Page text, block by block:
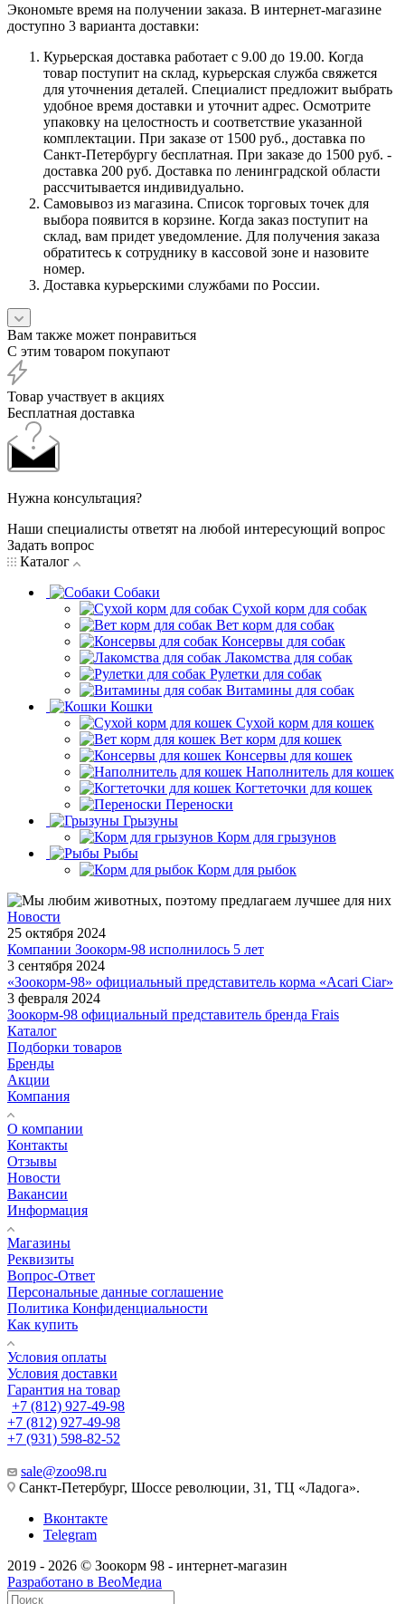
Экономьте время на получении заказа. В интернет-магазине
доступно 3 варианта доставки:
Курьерская доставка работает с 9.00 до 19.00. Когда
товар поступит на склад, курьерская служба свяжется
для уточнения деталей. Специалист предложит выбрать
удобное время доставки и уточнит адрес. Осмотрите
упаковку на целостность и соответствие указанной
комплектации. При заказе от 1500 руб., доставка по
Санкт-Петербургу бесплатная. При заказе до 1500 руб. -
доставка 200 руб. Доставка по ленинградской области
рассчитывается индивидуально.
Самовывоз из магазина. Список торговых точек для
выбора появится в корзине. Когда заказ поступит на
склад, вам придет уведомление. Для получения заказа
обратитесь к сотруднику в кассовой зоне и назовите
номер.
Доставка курьерскими службами по России.
Вам также может понравиться
С этим товаром покупают
Товар участвует в акциях
Бесплатная доставка
Нужна консультация?
Наши специалисты ответят на любой интересующий вопрос
Задать вопрос
Каталог
Собаки
Сухой корм для собак
Вет корм для собак
Консервы для собак
Лакомства для собак
Рулетки для собак
Витамины для собак
Кошки
Сухой корм для кошек
Вет корм для кошек
Консервы для кошек
Наполнитель для кошек
Когтеточки для кошек
Переноски
Грызуны
Корм для грызунов
Рыбы
Корм для рыбок
Новости
25 октября 2024
Компании Зоокорм-98 исполнилось 5 лет
3 сентября 2024
«Зоокорм-98» официальный представитель корма «Acari Ciar»
3 февраля 2024
Зоокорм-98 официальный представитель бренда Frais
Каталог
Подборки товаров
Бренды
Акции
Компания
О компании
Контакты
Отзывы
Новости
Вакансии
Информация
Магазины
Реквизиты
Вопрос-Ответ
Персональные данные соглашение
Политика Конфиденциальности
Как купить
Условия оплаты
Условия доставки
Гарантия на товар
+7 (812) 927-49-98
+7 (812) 927-49-98
+7 (931) 598-82-52
sale@zoo98.ru
Санкт-Петербург, Шоссе революции, 31, ТЦ «Ладога».
Вконтакте
Telegram
2019 - 2026 © Зоокорм 98 - интернет-магазин
Разработано в ВеоМедиа